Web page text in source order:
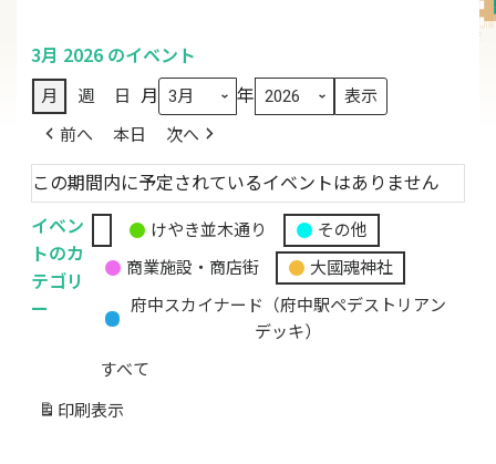
3月 2026 のイベント
月 週 日 月 年
前へ 本日 次へ
この期間内に予定されているイベントはありません
イベン
トのカ
テゴリ
ー
無
題
カ
ゴ
リ
けやき並木通り
その他
商業施設・商店街
大國魂神社
府中スカイナード（府中駅ペデストリアン
デッキ）
すべて
印刷 表示